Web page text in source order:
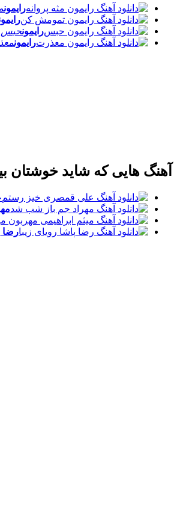
رایمون
رایمونحبس
رایمون
آهنگ هایی که شاید خوشتان
رضا